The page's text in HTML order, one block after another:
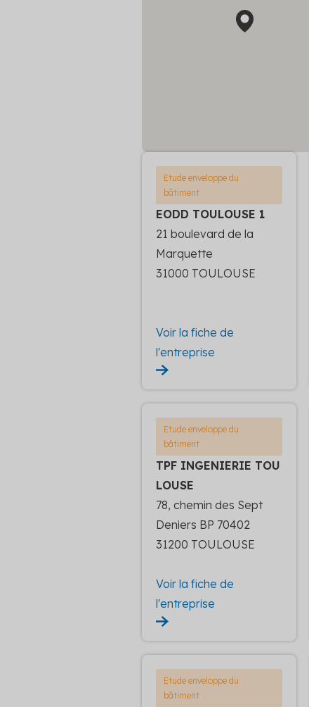
Etude enveloppe du
bâtiment
EODD TOULOUSE 1
21 boulevard de la
Marquette
31000 TOULOUSE
Voir la fiche de
l'entreprise
Etude enveloppe du
bâtiment
TPF INGENIERIE TOU
LOUSE
78, chemin des Sept
Deniers BP 70402
31200 TOULOUSE
Voir la fiche de
l'entreprise
Etude enveloppe du
bâtiment